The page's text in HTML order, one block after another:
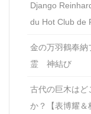
Django
du Hot Club de
金の万羽鶴奉納
霊 神結び
古代の巨木はど
か？【表博耀＆